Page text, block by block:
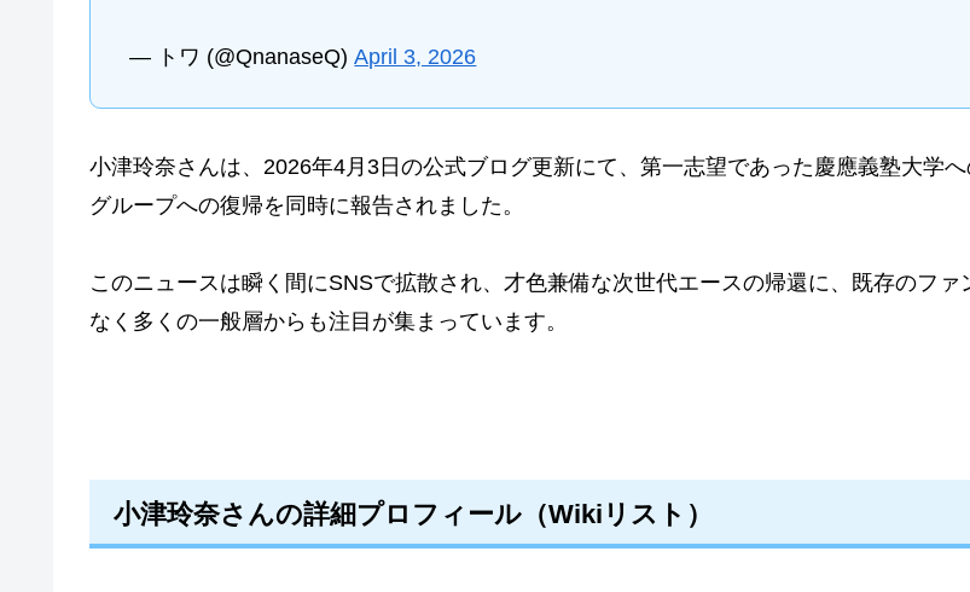
— トワ (@QnanaseQ)April 3, 2026
小津玲奈さんは、2026年4月3日の公式ブログ更新にて、第一志望であった慶應義塾大学へ
グループへの復帰を同時に報告されました。
このニュースは瞬く間にSNSで拡散され、才色兼備な次世代エースの帰還に、既存のファ
なく多くの一般層からも注目が集まっています。
小津玲奈さんの詳細プロフィール（Wikiリスト）